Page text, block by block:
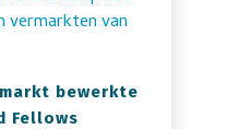
bewerkte
Fellows